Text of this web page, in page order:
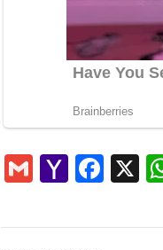
GmailYahoo
Mail
X